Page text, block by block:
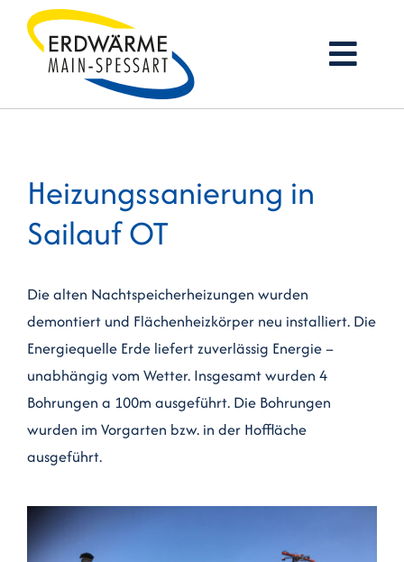
Inhalt
springen
Firmenprofil
Erdwärme
Referenzen
Jobs
Kontakt
Heizungssanierung in
Sailauf OT
Die alten Nachtspeicherheizungen wurden
demontiert und Flächenheizkörper neu installiert. Die
Energiequelle Erde liefert zuverlässig Energie –
unabhängig vom Wetter. Insgesamt wurden 4
Bohrungen a 100m ausgeführt. Die Bohrungen
wurden im Vorgarten bzw. in der Hoffläche
ausgeführt.